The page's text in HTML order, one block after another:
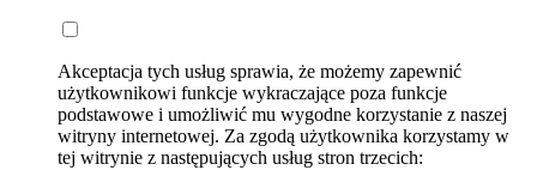
Akceptacja tych usług sprawia, że możemy zapewnić
użytkownikowi funkcje wykraczające poza funkcje
podstawowe i umożliwić mu wygodne korzystanie z naszej
witryny internetowej. Za zgodą użytkownika korzystamy w
tej witrynie z następujących usług stron trzecich: